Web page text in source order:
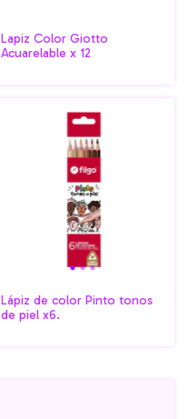
Lapiz Color Giotto
Acuarelable x 12
Lápiz de color Pinto tonos
de piel x6.